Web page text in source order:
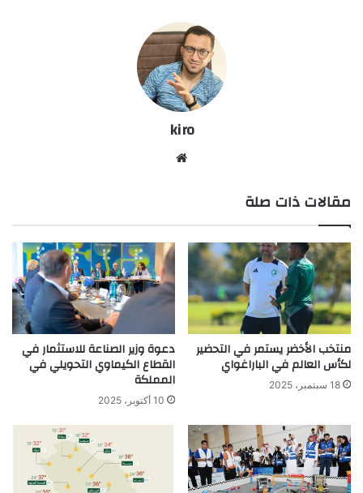
kiro
مقالات ذات صلة
منتخب الأخضر يستمر في التحضير
لكأس العالم في الباراغواي
18 سبتمبر، 2025
دعوة وزير الصناعة للاستثمار في
القطاع الكيماوي التحويلي في
المملكة
10 أكتوبر، 2025